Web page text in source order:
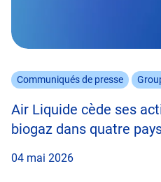
Communiqués de presse
Air Liquide cède ses
biogaz dans quatre
04 mai 2026